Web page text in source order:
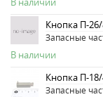
Кнопка П-
Запасные
В наличии
Кнопка П-
Запасные